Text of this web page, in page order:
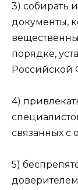
3) собирать
документы,
порядке,
Российской
4)
связанных
5)